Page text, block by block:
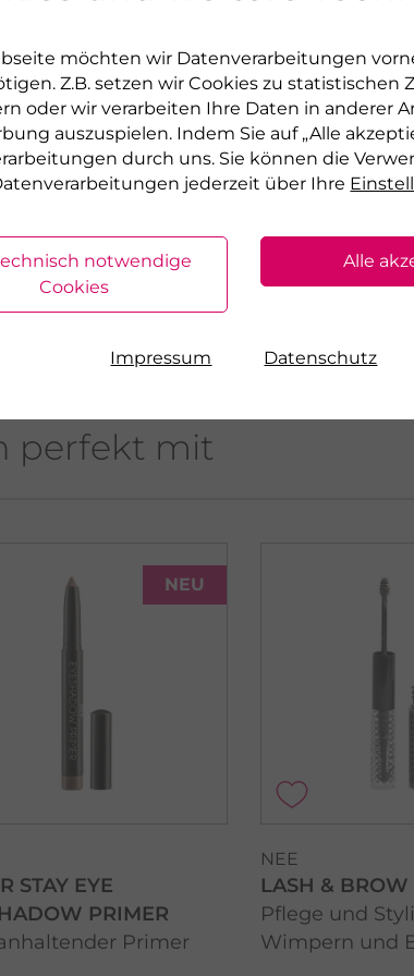
möchten wir Datenverarbeitungen
Z.B. setzen wir Cookies zu statistischen
oder wir verarbeiten Ihre Daten in anderer
auszuspielen. Indem Sie auf „Alle
durch uns. Sie können die
jederzeit über Ihre
notwendige
Cookies
Alle
Impressum Datenschutz
zugleich Feuchtigkeit sowie Komfort
Haut und sorgt für ein
kombiniert Goldenberry mit
vor äußeren Einflüssen und
die Haut mit Proteinen und
sorgt, Feuchtigkeit schenkt und
24‑Stunden‑Formel bietet ein
perfekt mit
NEU
STAY EYE
PRIMER
Primer
NEE
LASH & BROW
Pflege und
Wimpern und